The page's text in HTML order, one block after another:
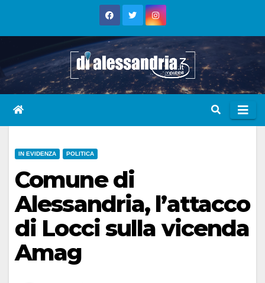
IN EVIDENZA POLITICA
Comune di
Alessandria, l’attacco
di Locci sulla vicenda
Amag